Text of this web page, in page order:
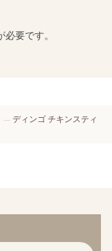
必要です。
ディンゴ チキンスティ